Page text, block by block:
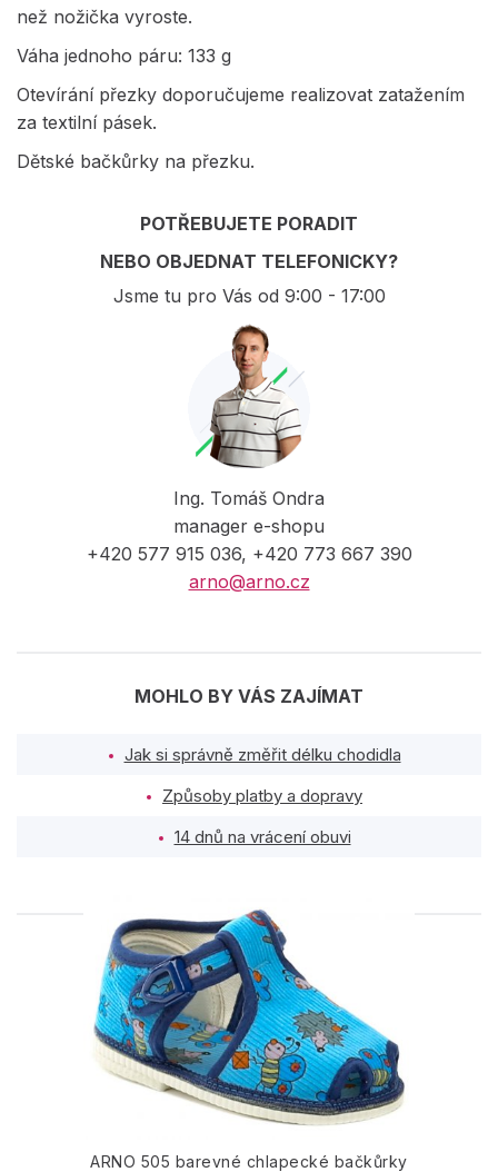
než nožička vyroste.
Váha jednoho páru: 133 g
Otevírání přezky doporučujeme realizovat zatažením
za textilní pásek.
Dětské bačkůrky na přezku.
POTŘEBUJETE PORADIT
NEBO OBJEDNAT TELEFONICKY?
Jsme tu pro Vás od 9:00 - 17:00
Ing. Tomáš Ondra
manager e-shopu
+420 577 915 036, +420 773 667 390
arno@arno.cz
MOHLO BY VÁS ZAJÍMAT
Jak si správně změřit délku chodidla
Způsoby platby a dopravy
14 dnů na vrácení obuvi
PODOBNÉ PRODUKTY
ARNO 505 barevné chlapecké bačkůrky